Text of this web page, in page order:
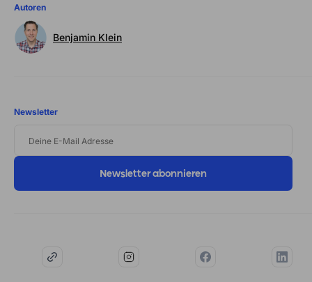
Autoren
Benjamin Klein
Newsletter
ADRESSE